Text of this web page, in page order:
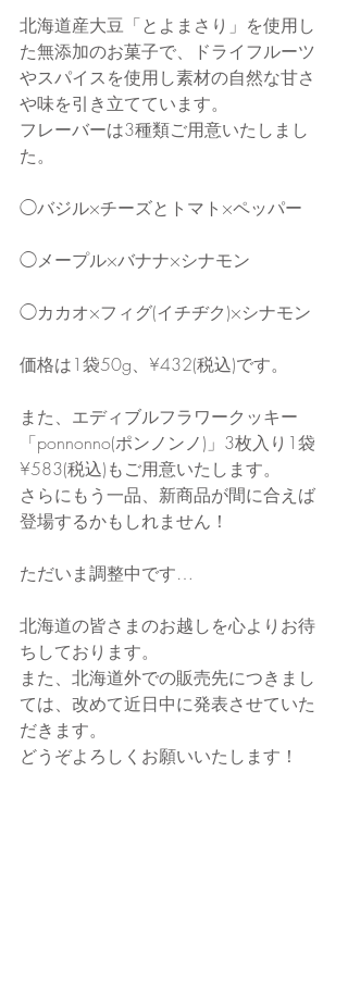
北海道産大豆「とよまさり」を使用し
た無添加のお菓子で、ドライフルーツ
やスパイスを使用し素材の自然な甘さ
や味を引き立てています。
フレーバーは3種類ご用意いたしまし
た。
◯バジル×チーズとトマト×ペッパー
◯メープル×バナナ×シナモン
◯カカオ×フィグ(イチヂク)×シナモン
価格は1袋50g、¥432(税込)です。
また、エディブルフラワークッキー
「ponnonno(ポンノンノ)」3枚入り1袋
¥583(税込)もご用意いたします。
さらにもう一品、新商品が間に合えば
登場するかもしれません！
ただいま調整中です…
北海道の皆さまのお越しを心よりお待
ちしております。
また、北海道外での販売先につきまし
ては、改めて近日中に発表させていた
だきます。
どうぞよろしくお願いいたします！